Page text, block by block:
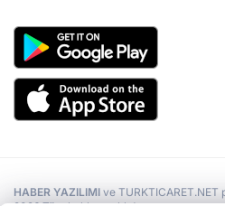
Kiev’de
“İşgal
uluslararası
HABER YAZILIMI ve